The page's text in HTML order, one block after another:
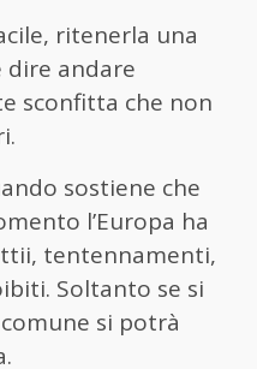
ritenerla una
dire andare
sconfitta che non
sostiene che
l’Europa ha
tentennamenti,
Soltanto se si
si potrà